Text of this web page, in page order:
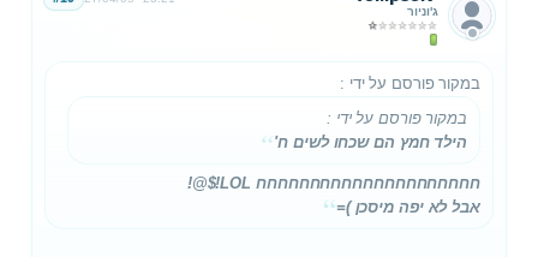
ג'וניור
במקור פורסם על ידי :
במקור פורסם על ידי :
הילד חמץ הם שכחו לשים ח'
חחחחחחחחחחחחחחחחחחחחח LOL!$@!
אבל לא יפה מיסכן )=